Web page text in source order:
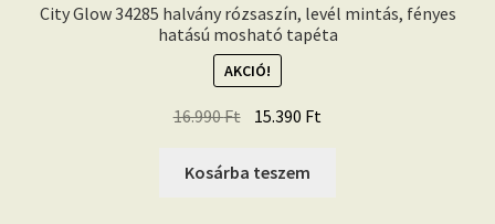
City Glow 34285 halvány rózsaszín, levél mintás, fényes
hatású mosható tapéta
AKCIÓ!
16.990Ft Original
was:
15.390 Ft
Kosárba teszem